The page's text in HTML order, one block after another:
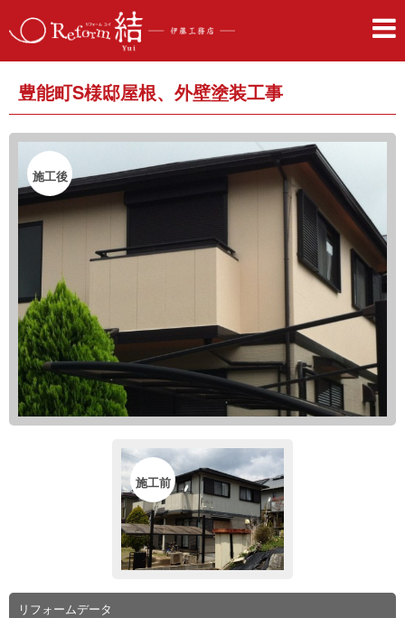
豊能町S様邸屋根、外壁塗装工事
施工後
施工前
リフォームデータ